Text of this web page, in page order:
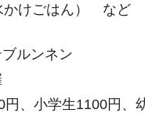
かけごはん） など
ルンネン
円、小学生1100円、